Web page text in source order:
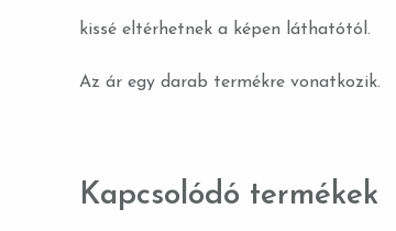
kissé eltérhetnek a képen láthatótól.
Az ár egy darab termékre vonatkozik.
Kapcsolódó termékek